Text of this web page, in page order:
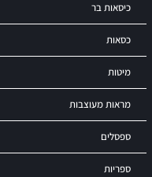
כיסאות בר
כסאות
מיטות
מראות מעוצבות
ספסלים
ספריות